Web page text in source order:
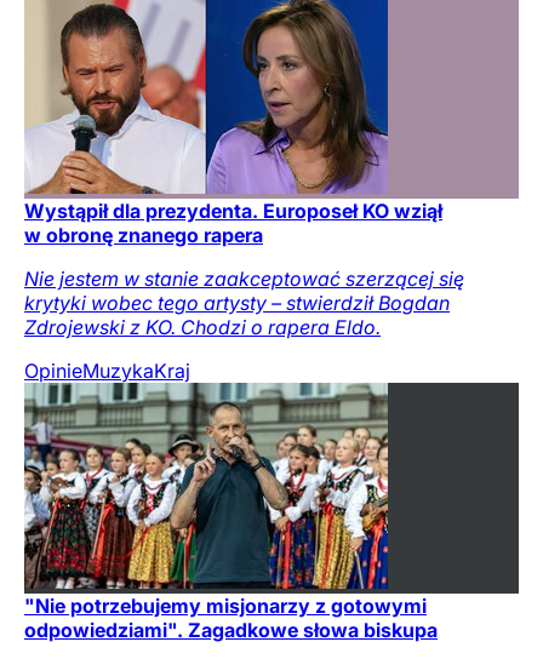
Wystąpił dla prezydenta. Europoseł KO wziął
w obronę znanego rapera
Nie jestem w stanie zaakceptować szerzącej się
krytyki wobec tego artysty – stwierdził Bogdan
Zdrojewski z KO. Chodzi o rapera Eldo.
OpinieMuzykaKraj
"Nie potrzebujemy misjonarzy z gotowymi
odpowiedziami". Zagadkowe słowa biskupa